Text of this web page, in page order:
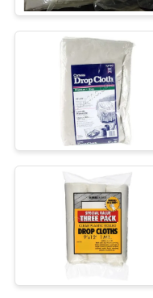
ติดต่อ
เว็บไซต์
PRIVACY
POLICY
PVC